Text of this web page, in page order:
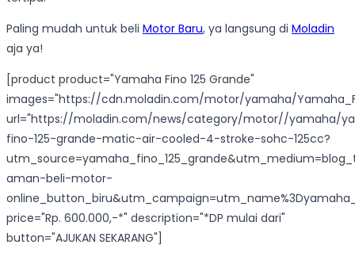
Paling mudah untuk beli Motor Baru, ya langsung di Moladin
aja ya!
[product product="Yamaha Fino 125 Grande"
images="https://cdn.moladin.com/motor/yamaha/
url="https://moladin.com/news/category/motor//yamaha/
fino-125-grande-matic-air-cooled-4-stroke-sohc-125cc?
aman-beli-motor-
price="Rp. 600.000,-*" description="*DP mulai dari"
button="AJUKAN SEKARANG"]